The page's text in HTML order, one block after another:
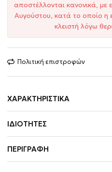
αποστέλλονται κανονικά, με
Αυγούστου, κατά το οποίο η
κλειστή λόγω
Πολιτική επιστροφών
ΧΑΡΑΚΤΗΡΙΣΤΙΚΆ
ΙΔΙΌΤΗΤΕΣ
ΠΕΡΙΓΡΑΦΉ